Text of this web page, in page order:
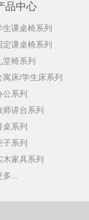
品中心
生课桌椅系列
定课桌椅系列
堂椅系列
寓床/学生床系列
公系列
师讲台系列
桌系列
子系列
木家具系列
多...